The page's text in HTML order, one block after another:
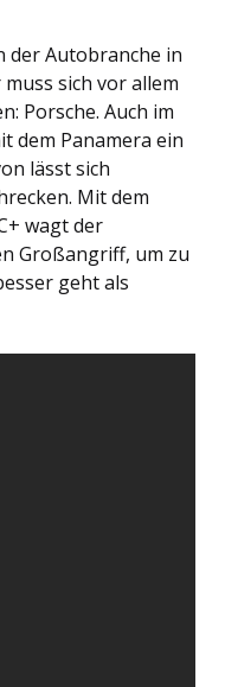
der Autobranche in
sich vor allem
Porsche. Auch im
dem Panamera ein
lässt sich
Mit dem
wagt der
Großangriff, um zu
geht als